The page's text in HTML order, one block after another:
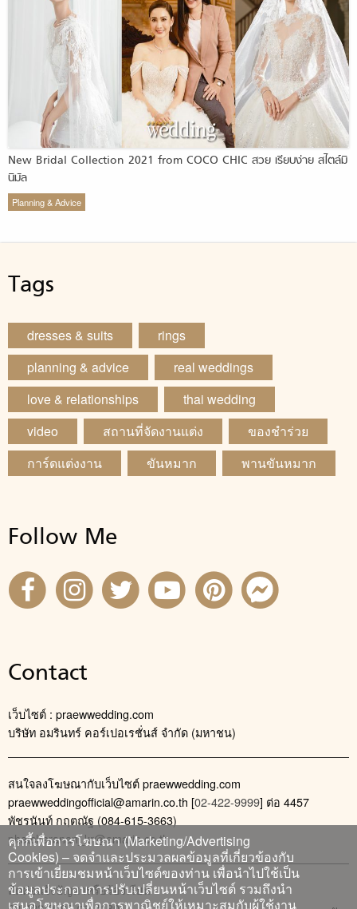
New Bridal Collection 2021 from COCO CHIC สวย เรียบง่าย สไตล์มิ
นิมัล
Planning & Advice
Tags
dresses & suits
rings
planning & advice
real weddings
love & relationships
thai wedding
video
สถานที่จัดงานแต่ง
ของชำร่วย
การ์ดแต่งงาน
ขันหมาก พานขันหมาก
Follow Me
Contact
เว็บไซต์ : praewwedding.com
บริษัท อมรินทร์ คอร์เปอเรชั่นส์ จำกัด (มหาชน)
สนใจลงโฆษณากับเว็บไซต์ praewwedding.com
praewweddingofficial@amarin.co.th [02-422-9999] ต่อ 4457
พัชรนันท์ กฤตณัฐ (084-615-3663)
phatcharanan_kr@amarin.co.th
ติดต่อแจ้งปัญหาหรือร้องเรียน
คุกกี้เพื่อการโฆษณา (Marketing/Advertising
Cookies) – จดจำและประมวลผลข้อมูลที่เกี่ยวข้องกับ
การเข้าเยี่ยมชมหน้าเว็บไซต์ของท่าน เพื่อนำไปใช้เป็น
ข้อมูลประกอบการปรับเปลี่ยนหน้าเว็บไซต์ รวมถึงนำ
เสนอโฆษณาเพื่อการพาณิชย์ให้เหมาะสมกับผู้ใช้งาน